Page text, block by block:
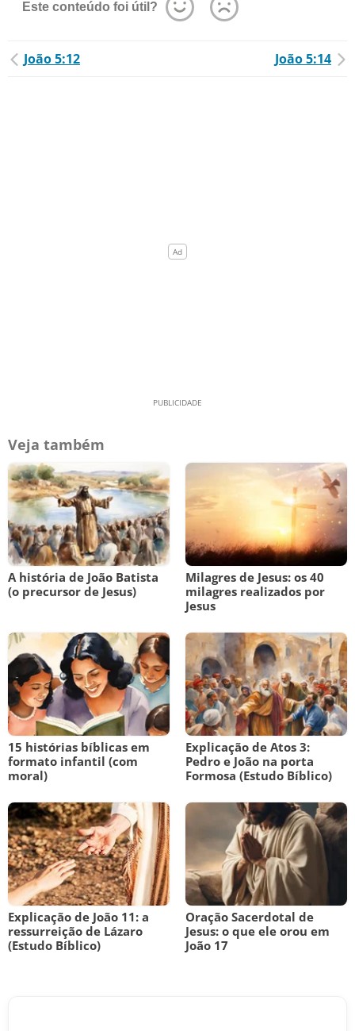
Este conteúdo foi útil?
João 5:12 João 5:14
Veja também
A história de João Batista
(o precursor de Jesus)
Milagres de Jesus: os 40
milagres realizados por
Jesus
15 histórias bíblicas em
formato infantil (com
moral)
Explicação de Atos 3:
Pedro e João na porta
Formosa (Estudo Bíblico)
Explicação de João 11: a
ressurreição de Lázaro
(Estudo Bíblico)
Oração Sacerdotal de
Jesus: o que ele orou em
João 17